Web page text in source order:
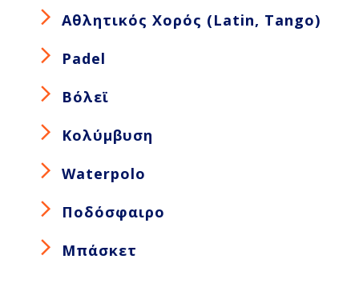
Αθλητικός Χορός (Latin, Tango)
Padel
Βόλεϊ
Κολύμβυση
Waterpolo
Ποδόσφαιρο
Μπάσκετ